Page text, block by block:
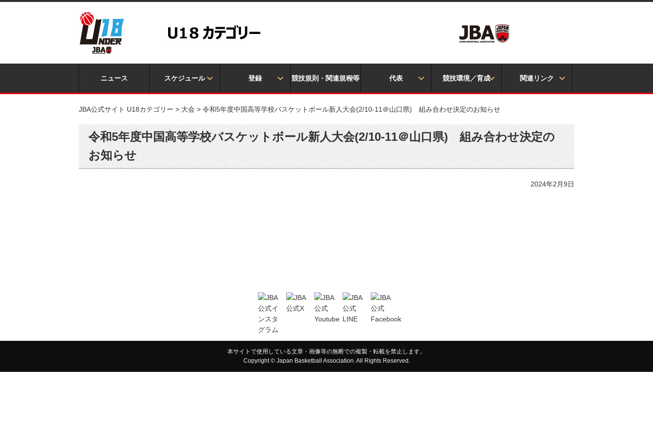
ニュース スケジュール 登録 競技規則・関連規程等 代表 競技環境／育成 関連リンク
JBA公式サイト U18カテゴリー > 大会 > 令和5年度中国高等学校バスケットボール新人大会(2/10-11＠山口県) 組み合わせ決定のお知らせ
令和5年度中国高等学校バスケットボール新人大会(2/10-11＠山口県) 組み合わせ決定の
お知らせ
2024年2月9日
本サイトで使用している文章・画像等の無断での複製・転載を禁止します。
Copyright © Japan Basketball Association. All Rights Reserved.